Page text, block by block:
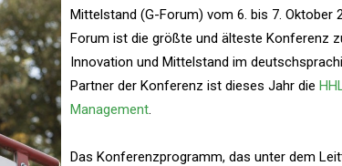
Mittelstand (G-Forum) vom 6. bis 7. Oktober
Forum ist die größte und älteste Konferenz
Innovation und Mittelstand im
Partner der Konferenz ist dieses Jahr die
Management.
Das Konferenzprogramm, das unter dem